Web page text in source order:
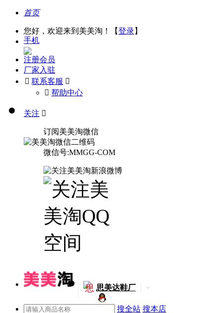
首页
您好，欢迎来到美美淘！【登录】
手机
注册会员
厂家入驻
 联系客服 
󰅃 帮助中心
关注 
订阅美美淘微信
微信号:MMGG-COM
思 思美达鞋厂
搜全站 搜本店